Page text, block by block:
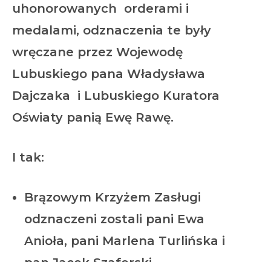
uhonorowanych orderami i
medalami, odznaczenia te były
wręczane przez Wojewodę
Lubuskiego pana Władysława
Dajczaka i Lubuskiego Kuratora
Oświaty panią Ewę Rawę.
I tak:
Brązowym Krzyżem Zasługi
odznaczeni zostali pani Ewa
Anioła, pani Marlena Turlińska i